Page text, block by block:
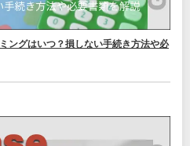
ングはいつ？損しない手続き方法や必